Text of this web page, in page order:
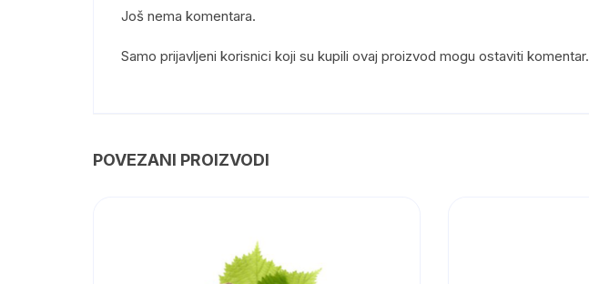
Još nema komentara.
Samo prijavljeni korisnici koji su kupili ovaj proizvod mogu ostaviti komentar.
POVEZANI PROIZVODI